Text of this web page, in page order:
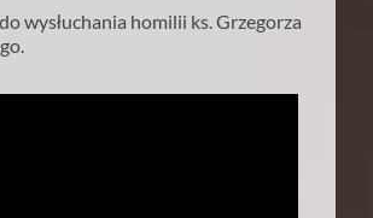
wysłuchania homilii ks. Grzegorza